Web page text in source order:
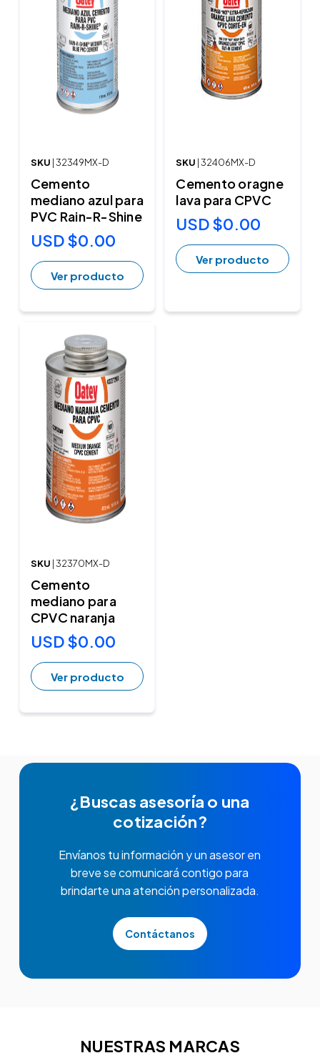
SKU | 32349MX-D
Cemento
mediano azul para
PVC Rain-R-Shine
USD $0.00
Ver producto
SKU | 32406MX-D
Cemento oragne
lava para CPVC
USD $0.00
Ver producto
SKU | 32370MX-D
Cemento
mediano para
CPVC naranja
USD $0.00
Ver producto
¿Buscas asesoría o una
cotización?
Envíanos tu información y un asesor en
breve se comunicará contigo para
brindarte una atención personalizada.
Contáctanos
NUESTRAS MARCAS